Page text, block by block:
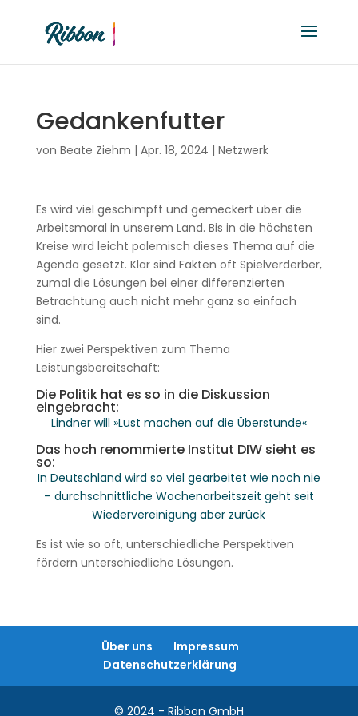
Gedankenfutter
von Beate Ziehm | Apr. 18, 2024 | Netzwerk
Es wird viel geschimpft und gemeckert über die
Arbeitsmoral in unserem Land. Bis in die höchsten
Kreise wird leicht polemisch dieses Thema auf die
Agenda gesetzt. Klar sind Fakten oft Spielverderber,
zumal die Lösungen bei einer differenzierten
Betrachtung auch nicht mehr ganz so einfach
sind.
Hier zwei Perspektiven zum Thema
Leistungsbereitschaft:
Die Politik hat es so in die Diskussion
eingebracht:
Lindner will »Lust machen auf die Überstunde«
Das hoch renommierte Institut DIW sieht es
so:
In Deutschland wird so viel gearbeitet wie noch nie
– durchschnittliche Wochenarbeitszeit geht seit
Wiedervereinigung aber zurück
Es ist wie so oft, unterschiedliche Perspektiven
fördern unterschiedliche Lösungen.
Über uns
Impressum
Datenschutzerklärung
© 2024 - Ribbon GmbH